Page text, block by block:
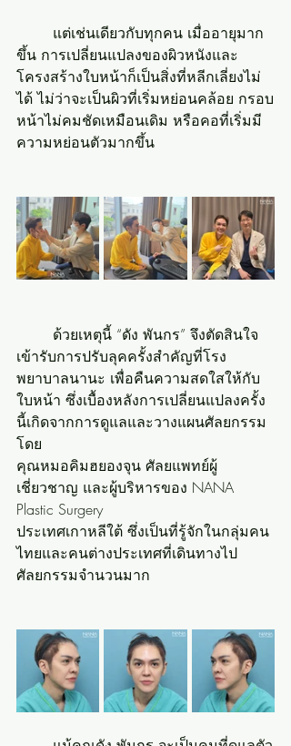
ขึ้น การเปลี่ยนแปลงของผิวหนังและ
โครงสร้างใบหน้าก็เป็นสิ่งที่หลีกเลี่ยงไม่
ได้ ไม่ว่าจะเป็นผิวที่เริ่มหย่อนคล้อย กรอบ
หน้าไม่คมชัดเหมือนเดิม หรือคอที่เริ่มมี
ความหย่อนตัวมากขึ้น
เข้ารับการปรับลุคครั้งสำคัญที่โรง
พยาบาลนานะ เพื่อคืนความสดใสให้กับ
ใบหน้า ซึ่งเบื้องหลังการเปลี่ยนแปลงครั้ง
นี้เกิดจากการดูแลและวางแผนศัลยกรรม
โดย
คุณหมอคิมฮยองจุน ศัลยแพทย์ผู้
เชี่ยวชาญ และผู้บริหารของ NANA
Plastic Surgery
ประเทศเกาหลีใต้ ซึ่งเป็นที่รู้จักในกลุ่มคน
ไทยและคนต่างประเทศที่เดินทางไป
ศัลยกรรมจำนวนมาก